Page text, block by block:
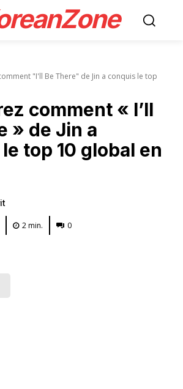
"I'll Be There" de Jin a conquis le top
comment « I’ll
» de Jin a
top 10 global en
2min. 0